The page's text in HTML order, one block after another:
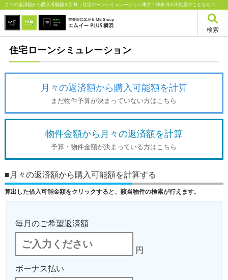
月々の返済額から購入可能額を計算｜住宅ローンシミュレーション東京・神奈川の不動産のことならエムイーPLUS横浜
検索
住宅ローンシミュレーション
月々の返済額から購入可能額を計算
まだ物件予算が決まっていない方はこちら
物件金額から月々の返済額を計算
予算・物件金額が決まっている方はこちら
■月々の返済額から購入可能額を計算する
算出した借入可能金額をクリックすると、該当物件の検索が行えます。
毎月のご希望返済額
円
ボーナス払い